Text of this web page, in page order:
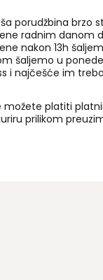
porudžbina brzo
radnim danom
nakon 13h
šaljemo u
i najčešće im
možete platiti
prilikom